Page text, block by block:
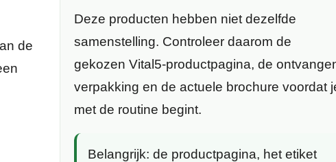
de
Deze producten hebben niet dezelfde
samenstelling. Controleer daarom de
gekozen Vital5-productpagina, de
verpakking en de actuele brochure voordat
met de routine begint.
Belangrijk: de productpagina, het etiket